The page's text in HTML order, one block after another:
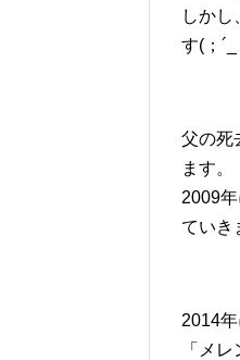
しか
す(；
父の死
ます。
2009
ていき
2014
「メ